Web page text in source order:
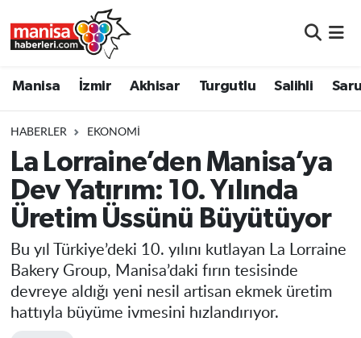
Manisa İzmir Akhisar Turgutlu Salihli
HABERLER EKONOMI
La Lorraine’den Manisa’ya
Dev Yatırım: 10. Yılında
Üretim Üssünü Büyütüyor
Bu yıl Türkiye’deki 10. yılını kutlayan La Lorraine
Bakery Group, Manisa’daki fırın tesisinde
devreye aldığı yeni nesil artisan ekmek üretim
hattıyla büyüme ivmesini hızlandırıyor.
Turgutlu
Salihli
Saruhanlı
Soma
Manisa Nöbetçi Eczaneler
Manisa Trafik Yoğunluk Haritası
Süper Lig Puan Durumu ve Fikstür
Tüm Manşetler
Son Dakika Haberleri